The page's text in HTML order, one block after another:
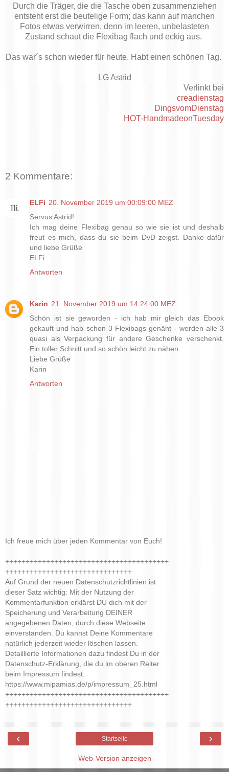
Durch die Träger, die die Tasche oben zusammenziehen
entsteht erst die beutelige Form; das kann auf manchen
Fotos etwas verwirren, denn im leeren, unbelasteten
Zustand schaut die Flexibag flach und eckig aus.
Das war´s schon wieder für heute. Habt einen schönen Tag.
LG Astrid
Verlinkt bei
creadienstag
DingsvomDienstag
HOT-HandmadeonTuesday
2 Kommentare:
ELFi 20. November 2019 um 00:09:00 MEZ
Servus Astrid!
Ich mag deine Flexibag genau so wie sie ist und deshalb
freut es mich, dass du sie beim DvD zeigst. Danke dafür
und liebe Grüße
ELFi
Antworten
Karin 21. November 2019 um 14:24:00 MEZ
Schön ist sie geworden - ich hab mir gleich das Ebook
gekauft und hab schon 3 Flexibags genäht - werden alle 3
quasi als Verpackung für andere Geschenke verschenkt.
Ein toller Schnitt und so schön leicht zu nähen.
Liebe Grüße
Karin
Antworten
Ich freue mich über jeden Kommentar von Euch!
++++++++++++++++++++++++++++++++++++++++
+++++++++++++++++++++++++++++++
Auf Grund der neuen Datenschutzrichtlinien ist
dieser Satz wichtig: Mit der Nutzung der
Kommentarfunktion erklärst DU dich mit der
Speicherung und Verarbeitung DEINER
angegebenen Daten, durch diese Webseite
einverstanden. Du kannst Deine Kommentare
natürlich jederzeit wieder löschen lassen.
Detaillierte Informationen dazu findest Du in der
Datenschutz-Erklärung, die du im oberen Reiter
beim Impressum findest:
https://www.mipamias.de/p/impressum_25.html
++++++++++++++++++++++++++++++++++++++++
+++++++++++++++++++++++++++++++
‹ ›
Startseite
Web-Version anzeigen